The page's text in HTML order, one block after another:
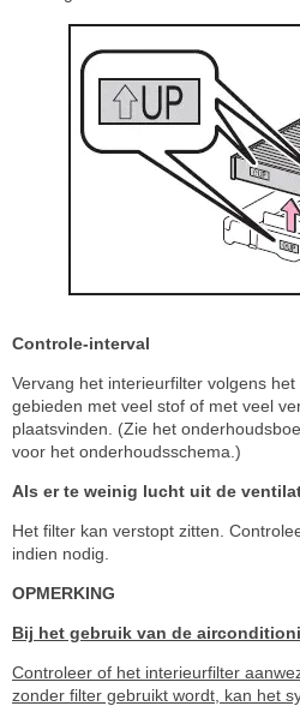
Controle-interval
Vervang het interieurfilter volgens
gebieden met veel stof of met veel
plaatsvinden. (Zie het
voor het onderhoudsschema.)
Als er te weinig lucht uit de
Het filter kan verstopt zitten.
indien nodig.
OPMERKING
Bij het gebruik van de
Controleer of het interieurfilter
zonder filter gebruikt wordt, kan het